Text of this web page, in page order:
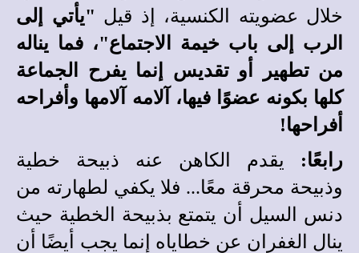
خلال عضويته الكنسية، إذ قيل "يأتي إلى
الرب إلى باب خيمة الاجتماع"، فما يناله
من تطهير أو تقديس إنما يفرح الجماعة
كلها بكونه عضوًا فيها، آلامه آلامها وأفراحه
أفراحها!
رابعًا: يقدم الكاهن عنه ذبيحة خطية
وذبيحة محرقة معًا... فلا يكفي لطهارته من
دنس السيل أن يتمتع بذبيحة الخطية حيث
ينال الغفران عن خطاياه إنما يجب أيضًا أن